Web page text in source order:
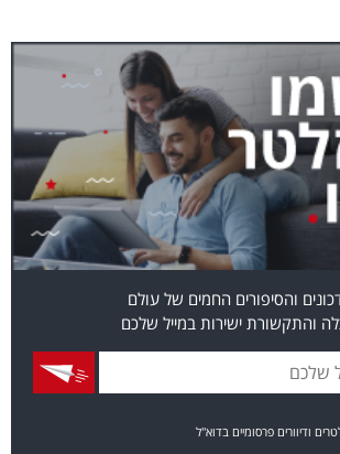
והסיפורים החמים של עולם
והתקשורת ישירות במייל שלכם
ודיוורים פרסומיים בדוא"ל